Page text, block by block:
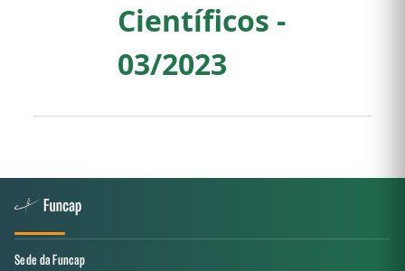
Científicos -
03/2023
Sede da Funcap